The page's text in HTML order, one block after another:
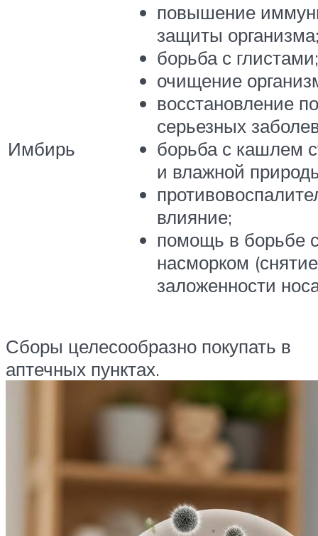
Имбирь
повышение
защиты
борьба с глистами;
очищение
восстановление
серьезных
борьба с кашлем
и влажной
влияние;
помощь в борьбе
насморком (снятие
заложенности
Сборы целесообразно покупать в
аптечных пунктах.